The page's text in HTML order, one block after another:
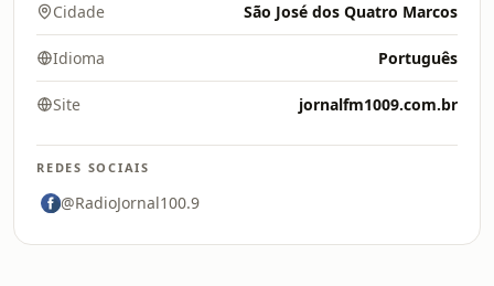
Cidade São José dos Quatro Marcos
Idioma Português
Site jornalfm1009.com.br
REDES SOCIAIS
@RadioJornal100.9